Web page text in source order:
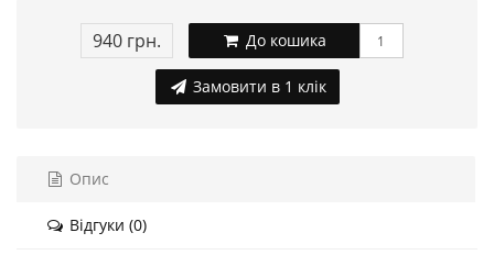
940 грн. До кошика
Замовити в 1 клік
Опис
Відгуки (0)